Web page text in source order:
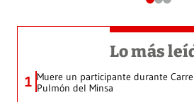
Lo más
1 Muere un participante durante
Pulmón del Minsa